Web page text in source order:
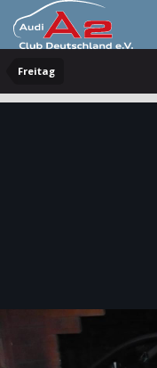
Freitag